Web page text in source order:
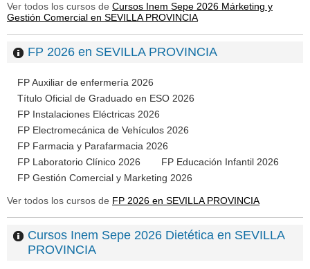
Ver todos los cursos de Cursos Inem Sepe 2026 Márketing y
Gestión Comercial en SEVILLA PROVINCIA
FP 2026 en SEVILLA PROVINCIA
FP Auxiliar de enfermería 2026
Título Oficial de Graduado en ESO 2026
FP Instalaciones Eléctricas 2026
FP Electromecánica de Vehículos 2026
FP Farmacia y Parafarmacia 2026
FP Laboratorio Clínico 2026
FP Educación Infantil 2026
FP Gestión Comercial y Marketing 2026
Ver todos los cursos de FP 2026 en SEVILLA PROVINCIA
Cursos Inem Sepe 2026 Dietética en SEVILLA
PROVINCIA